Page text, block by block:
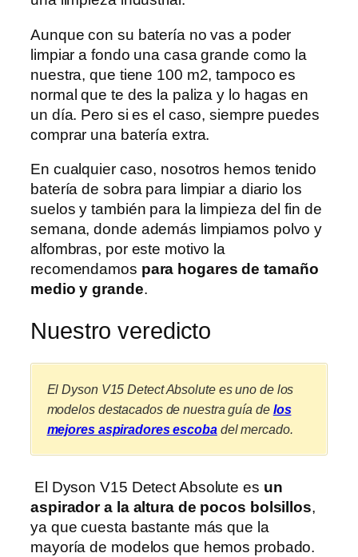
Aunque con su batería no vas a poder
limpiar a fondo una casa grande como la
nuestra, que tiene 100 m2, tampoco es
normal que te des la paliza y lo hagas en
un día. Pero si es el caso, siempre puedes
comprar una batería extra.
En cualquier caso, nosotros hemos tenido
batería de sobra para limpiar a diario los
suelos y también para la limpieza del fin de
semana, donde además limpiamos polvo y
alfombras, por este motivo la
recomendamos para hogares de tamaño
medio y grande.
Nuestro veredicto
El Dyson V15 Detect Absolute es uno de los
modelos destacados de nuestra guía de los
mejores aspiradores escobadel mercado.
El Dyson V15 Detect Absolute es un
aspirador a la altura de pocos bolsillos,
ya que cuesta bastante más que la
mayoría de modelos que hemos probado.